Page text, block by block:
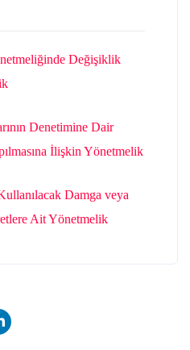
Değişiklik
Denetimine Dair
İlişkin Yönetmelik
Damga veya
Ait Yönetmelik